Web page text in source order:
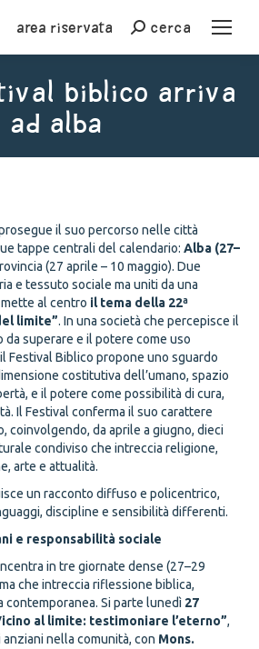
Area riservata Cercacerca
Biblico arriva
ad Alba
il suo percorso nelle città
tappe centrali del calendario: Alba (27–
(27 aprile – 10 maggio). Due
e tessuto sociale ma uniti da una
al centro il tema della 22ª
limite”. In una società che percepisce il
da superare e il potere come uso
Festival Biblico propone uno sguardo
costitutiva dell’umano, spazio
e il potere come possibilità di cura,
Il Festival conferma il suo carattere
coinvolgendo, da aprile a giugno, dieci
condiviso che intreccia religione,
arte e attualità.
un racconto diffuso e policentrico,
discipline e sensibilità differenti.
e responsabilità sociale
in tre giornate dense (27–29
che intreccia riflessione biblica,
contemporanea. Si parte lunedì 27
al limite: testimoniare l’eterno”,
nella comunità, con Mons.